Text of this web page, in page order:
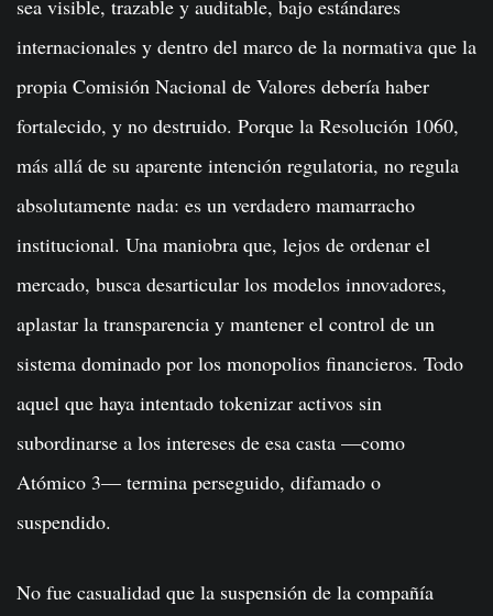
sea visible, trazable y auditable, bajo estándares
internacionales y dentro del marco de la normativa que la
propia Comisión Nacional de Valores debería haber
fortalecido, y no destruido. Porque la Resolución 1060,
más allá de su aparente intención regulatoria, no regula
absolutamente nada: es un verdadero mamarracho
institucional. Una maniobra que, lejos de ordenar el
mercado, busca desarticular los modelos innovadores,
aplastar la transparencia y mantener el control de un
sistema dominado por los monopolios financieros. Todo
aquel que haya intentado tokenizar activos sin
subordinarse a los intereses de esa casta —como
Atómico 3— termina perseguido, difamado o
suspendido.
No fue casualidad que la suspensión de la compañía